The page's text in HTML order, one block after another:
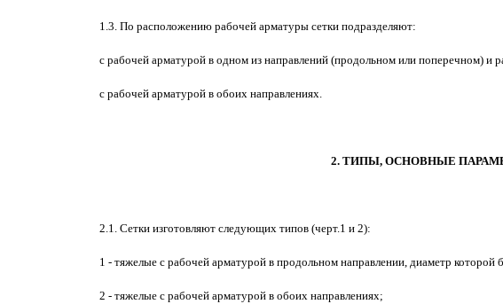
1.3. По расположению рабочей арматуры сетки подразделяют:
с рабочей арматурой в одном из направлений (продольном или поперечном) и
с рабочей арматурой в обоих направлениях.
2. ТИПЫ, ОСНОВНЫЕ
2.1. Сетки изготовляют следующих типов (черт.1 и 2):
1 - тяжелые с рабочей арматурой в продольном направлении, диаметр
2 - тяжелые с рабочей арматурой в обоих направлениях;